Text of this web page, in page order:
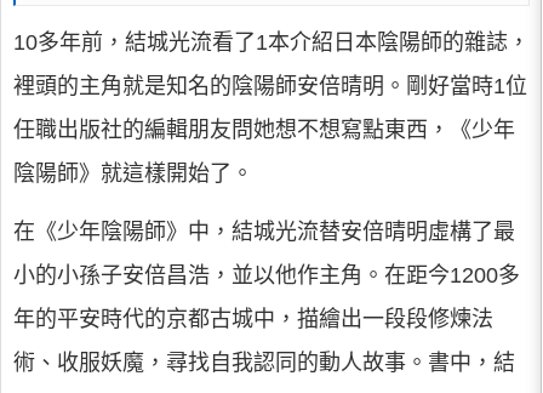
10多年前，結城光流看了1本介紹日本陰陽師的雜誌，
裡頭的主角就是知名的陰陽師安倍晴明。剛好當時1位
任職出版社的編輯朋友問她想不想寫點東西，《少年
陰陽師》就這樣開始了。
在《少年陰陽師》中，結城光流替安倍晴明虛構了最
小的小孫子安倍昌浩，並以他作主角。在距今1200多
年的平安時代的京都古城中，描繪出一段段修煉法
術、收服妖魔，尋找自我認同的動人故事。書中，結